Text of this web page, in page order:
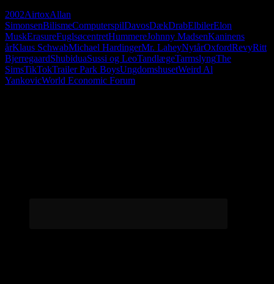
2002AirtoxAllan
SimonsenBilismeComputerspilDavosDækDrabElbilerElon
MuskErasureFuglsøcentretHummereJohnny MadsenKaninens
årKlaus SchwabMichael HardingerMr. LaheyNytårOxfordRevyRitt
BjerregaardShubiduaSussi og LeoTandlægeTarmslyngThe
SimsTikTokTrailer Park BoysUngdomshusetWeird Al
YankovicWorld Economic Forum